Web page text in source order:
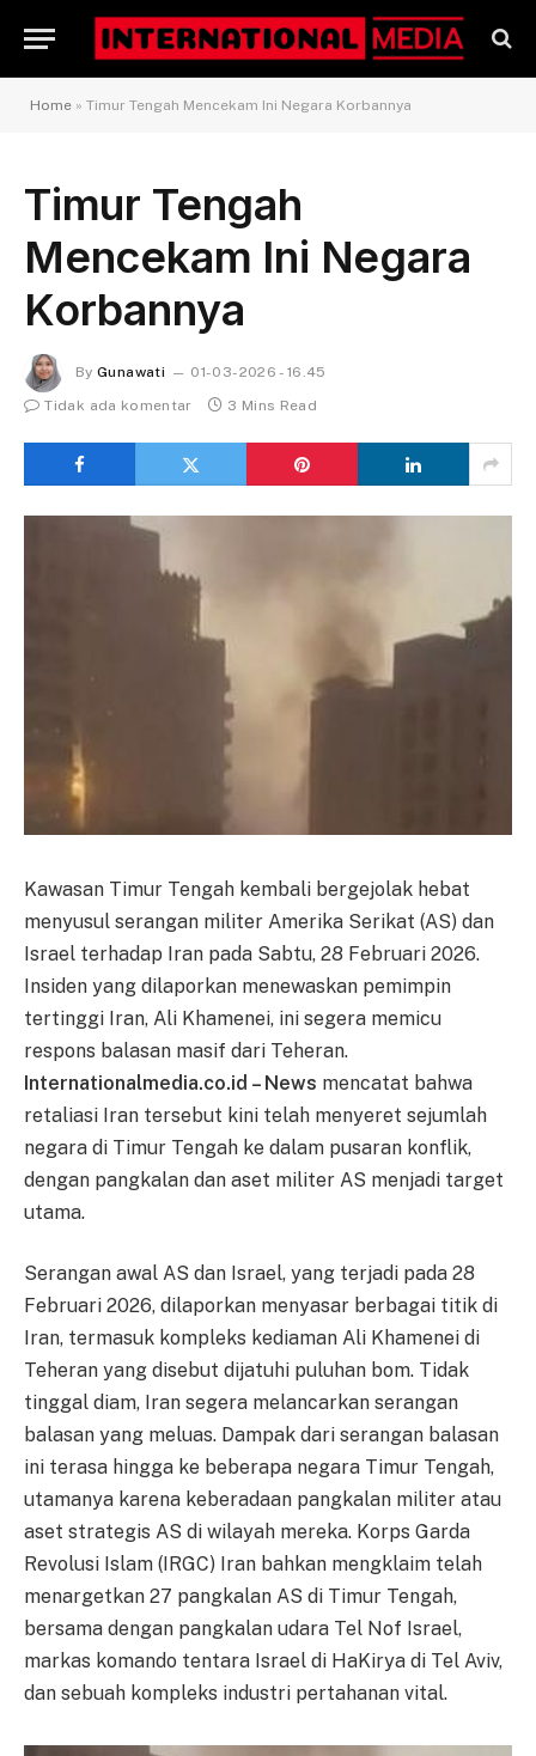
Home » Timur Tengah Mencekam Ini Negara Korbannya
Timur Tengah
Mencekam Ini Negara
Korbannya
By Gunawati
01-03-2026 - 16.45
Tidak ada komentar
3 Mins Read
Kawasan Timur Tengah kembali bergejolak hebat
menyusul serangan militer Amerika Serikat (AS) dan
Israel terhadap Iran pada Sabtu, 28 Februari 2026.
Insiden yang dilaporkan menewaskan pemimpin
tertinggi Iran, Ali Khamenei, ini segera memicu
respons balasan masif dari Teheran.
Internationalmedia.co.id – News mencatat bahwa
retaliasi Iran tersebut kini telah menyeret sejumlah
negara di Timur Tengah ke dalam pusaran konflik,
dengan pangkalan dan aset militer AS menjadi target
utama.
Serangan awal AS dan Israel, yang terjadi pada 28
Februari 2026, dilaporkan menyasar berbagai titik di
Iran, termasuk kompleks kediaman Ali Khamenei di
Teheran yang disebut dijatuhi puluhan bom. Tidak
tinggal diam, Iran segera melancarkan serangan
balasan yang meluas. Dampak dari serangan balasan
ini terasa hingga ke beberapa negara Timur Tengah,
utamanya karena keberadaan pangkalan militer atau
aset strategis AS di wilayah mereka. Korps Garda
Revolusi Islam (IRGC) Iran bahkan mengklaim telah
menargetkan 27 pangkalan AS di Timur Tengah,
bersama dengan pangkalan udara Tel Nof Israel,
markas komando tentara Israel di HaKirya di Tel Aviv,
dan sebuah kompleks industri pertahanan vital.